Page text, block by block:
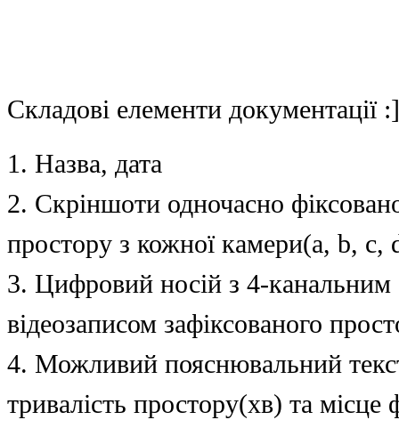
Складові елементи документації :]
1. Назва, дата
2. Скріншоти одночасно
простору з кожної камери(a, b, c,
3. Цифровий носій з 4-канальним
відеозаписом зафіксованого
4. Можливий пояснювальний
тривалість простору(хв) та місце